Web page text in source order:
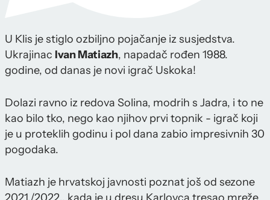
U Klis je stiglo ozbiljno pojačanje iz susjedstva.
Ukrajinac Ivan Matiazh, napadač rođen 1988.
godine, od danas je novi igrač Uskoka!
Dolazi ravno iz redova Solina, modrih s Jadra, i to ne
kao bilo tko, nego kao njihov prvi topnik - igrač koji
je u proteklih godinu i pol dana zabio impresivnih 30
pogodaka.
Matiazh je hrvatskoj javnosti poznat još od sezone